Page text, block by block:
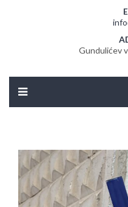
Gundulićev